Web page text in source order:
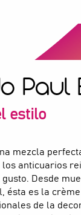
Paul
estilo
mezcla
anticuarios
Desde
ésta es la
de la